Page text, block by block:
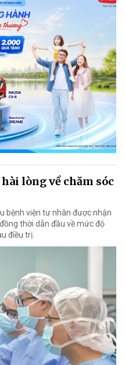
lòng về chăm sóc
bệnh viện tư nhân được nhận
thời dẫn đầu về mức độ
điều trị.